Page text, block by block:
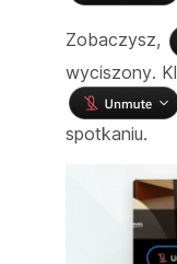
Zobaczysz,
wyciszony.
spotkaniu.